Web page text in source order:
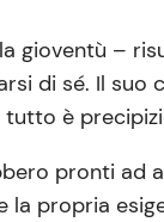
–
di sé. Il suo
tutto è
pronti
propria